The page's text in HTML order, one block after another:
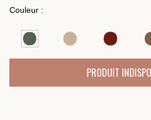
Couleur :
PRODUIT